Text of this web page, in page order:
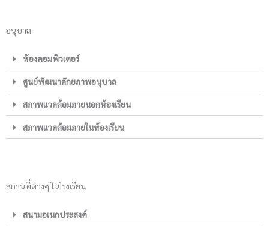
อนุบาล
ห้องคอมพิวเตอร์
ศูนย์พัฒนาศักยภาพอนุบาล
สภาพแวดล้อมภายนอกห้องเรียน
สภาพแวดล้อมภายในห้องเรียน
สถานที่ต่างๆ ในโรงเรียน
สนามอเนกประสงค์